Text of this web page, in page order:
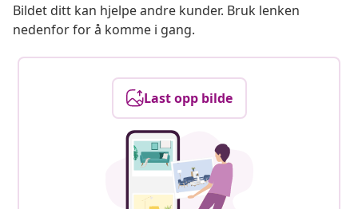
Bildet ditt kan hjelpe andre kunder. Bruk lenken
nedenfor for å komme i gang.
Last opp bilde